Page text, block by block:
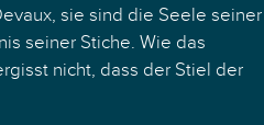
sie sind die Seele seiner
seiner Stiche. Wie das
nicht, dass der Stiel der